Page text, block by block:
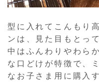
型に入れてこんもり
ンは、見た目もとっ
中はふんわりやわら
な口どけが特徴で、
なお子さま用に購入